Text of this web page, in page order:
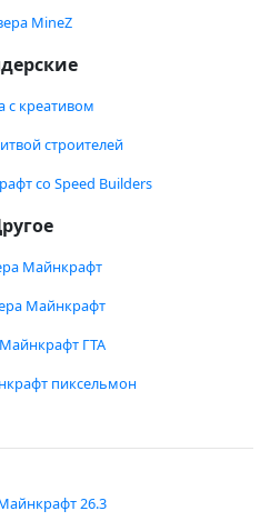
MineZ
с креативом
строителей
со Speed Builders
Майнкрафт
Майнкрафт
ГТА
пиксельмон
26.3